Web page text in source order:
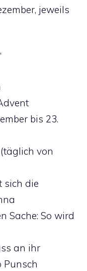
jeweils
bis 23.
von
sich die
Sache: So wird
an ihr
Punsch